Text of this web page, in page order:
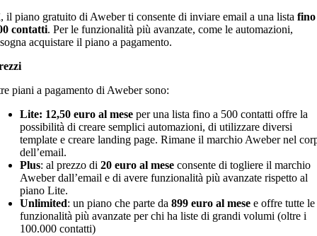
il piano gratuito di Aweber ti consente di inviare email a una lista fino
contatti. Per le funzionalità più avanzate, come le automazioni,
acquistare il piano a pagamento.
piani a pagamento di Aweber sono:
Lite: 12,50 euro al mese per una lista fino a 500 contatti offre la
possibilità di creare semplici automazioni, di utilizzare diversi
template e creare landing page. Rimane il marchio Aweber nel
dell’email.
Plus: al prezzo di 20 euro al mese consente di togliere il marchio
Aweber dall’email e di avere funzionalità più avanzate rispetto al
piano Lite.
Unlimited: un piano che parte da 899 euro al mese e offre tutte le
funzionalità più avanzate per chi ha liste di grandi volumi (oltre i
100.000 contatti)